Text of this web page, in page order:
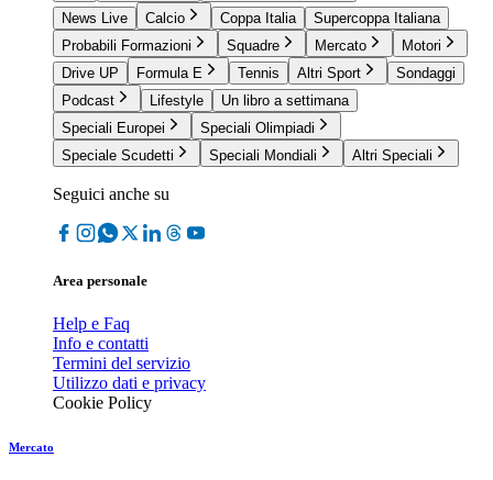
News Live
Calcio Coppa Italia
Supercoppa Italiana
Probabili Formazioni
Squadre Mercato
Motori
Drive UP
Formula E Tennis Altri Sport
Sondaggi
Podcast
Lifestyle
Un libro a settimana
Speciali Europei
Speciali Olimpiadi
Speciale Scudetti
Speciali Mondiali Altri Speciali
Seguici anche su
Area personale
Help e Faq
Info e contatti
Termini del servizio
Utilizzo dati e privacy
Cookie Policy
Mercato